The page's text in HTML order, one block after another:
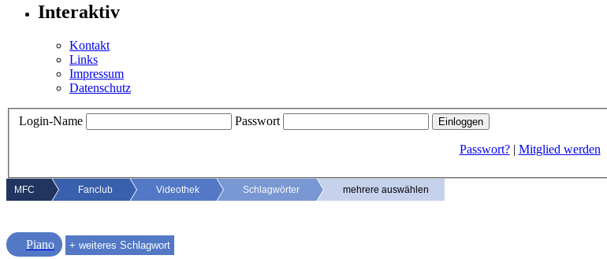
Interaktiv
Kontakt
Links
Impressum
Datenschutz
Login-Name Passwort
Passwort?| Mitglied werden
MFC Fanclub Videothek Schlagwörter mehrere auswählen
Piano